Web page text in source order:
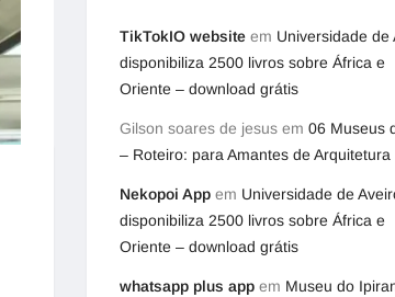
TikTokIO website em Universidade de
disponibiliza 2500 livros sobre África e
Oriente – download grátis
Gilson soares de jesus em 06 Museus
– Roteiro: para Amantes de Arquitetura
Nekopoi App em Universidade de
disponibiliza 2500 livros sobre África e
Oriente – download grátis
whatsapp plus app em Museu do